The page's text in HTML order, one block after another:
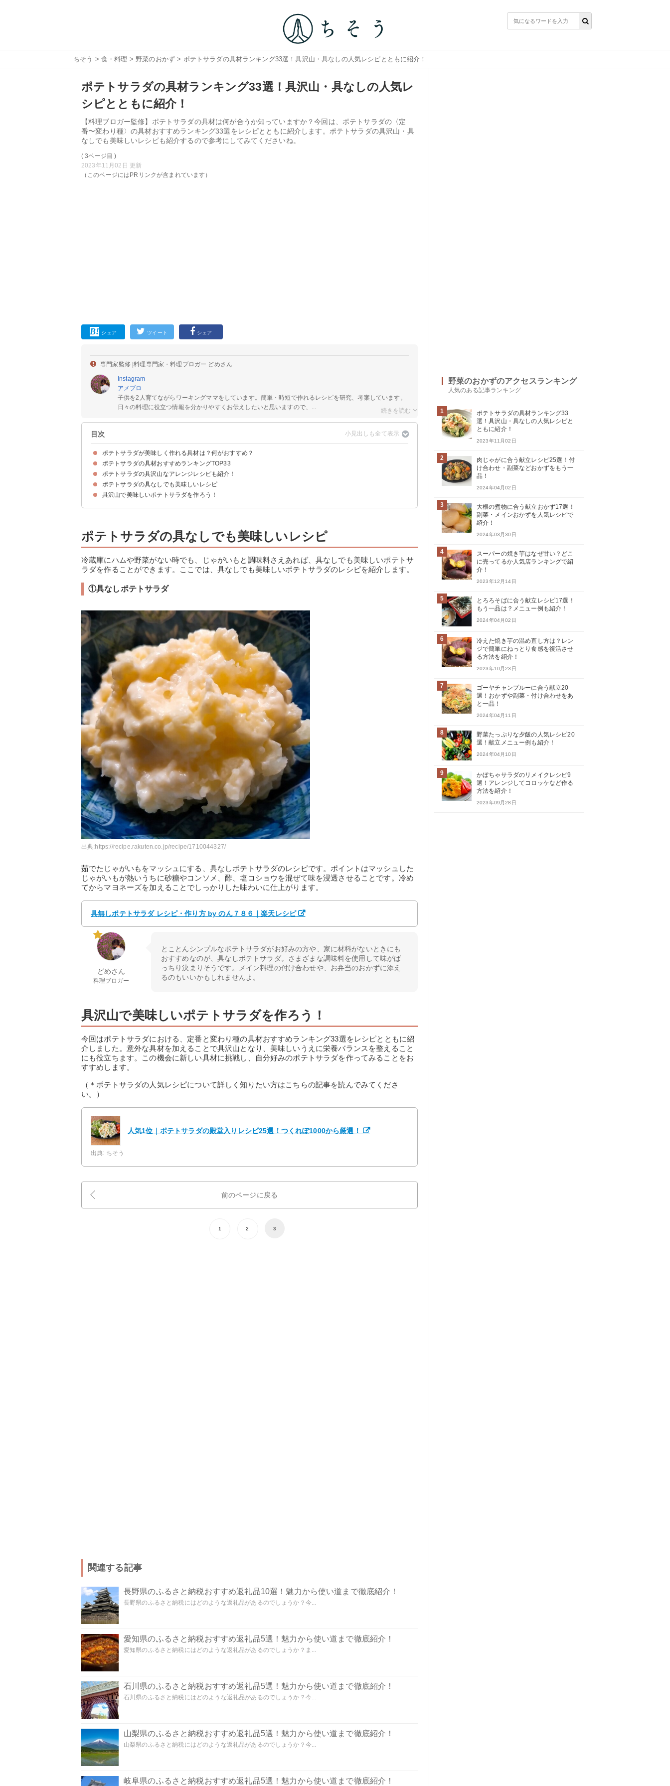
ちそう > 食・料理 > 野菜のおかず > ポテトサラダの具材ランキング33選！具沢山・具なしの人気レシピとともに紹介！
ポテトサラダの具材ランキング33選！具沢山・具なしの人気レ
シピとともに紹介！
【料理ブロガー監修】ポテトサラダの具材は何が合うか知っていますか？今回は、ポテトサラダの〈定
番〜変わり種〉の具材おすすめランキング33選をレシピとともに紹介します。ポテトサラダの具沢山・具
なしでも美味しいレシピも紹介するので参考にしてみてくださいね。
( 3ページ目 )
2023年11月02日 更新
（このページにはPRリンクが含まれています）
シェア ツイート シェア
専門家監修 |料理専門家・料理ブロガー どめさん
Instagram
アメブロ
子供を2人育てながらワーキングママをしています。簡単・時短で作れるレシピを研究、考案しています。
日々の料理に役立つ情報を分かりやすくお伝えしたいと思いますので、...
目次
ポテトサラダが美味しく作れる具材は？何がおすすめ？
ポテトサラダの具材おすすめランキングTOP33
5位：ベーコン｜ベーコンポテトサラダ
4位：卵｜味玉で作る濃厚ポテトサラダ
3位：ハム｜ハム入り簡単ポテトサラダ
2位：玉ねぎ｜玉ねぎ入りの和風ポテトサラダ
1位：きゅうり｜ツナときゅうりで簡単ポテトサラダ
ポテトサラダの具沢山なアレンジレシピも紹介！
①電子レンジで作る具沢山ポテトサラダ
②スーパーの具沢山ポテトサラダ
③バター入りの具沢山ポテトサラダ
ポテトサラダの具なしでも美味しいレシピ
①具なしポテトサラダ
具沢山で美味しいポテトサラダを作ろう！
ポテトサラダの具なしでも美味しいレシピ
冷蔵庫にハムや野菜がない時でも、じゃがいもと調味料さえあれば、具なしでも美味しいポテトサ
ラダを作ることができます。ここでは、具なしでも美味しいポテトサラダのレシピを紹介します。
①具なしポテトサラダ
出典:https://recipe.rakuten.co.jp/recipe/1710044327/
茹でたじゃがいもをマッシュにする、具なしポテトサラダのレシピです。ポイントはマッシュした
じゃがいもが熱いうちに砂糖やコンソメ、酢、塩コショウを混ぜて味を浸透させることです。冷め
てからマヨネーズを加えることでしっかりした味わいに仕上がります。
具無しポテトサラダ レシピ・作り方 by のん７８６｜楽天レシピ
どめさん
料理ブロガー
とことんシンプルなポテトサラダがお好みの方や、家に材料がないときにも
おすすめなのが、具なしポテトサラダ。さまざまな調味料を使用して味がば
っちり決まりそうです。メイン料理の付け合わせや、お弁当のおかずに添え
るのもいいかもしれませんよ。
具沢山で美味しいポテトサラダを作ろう！
今回はポテトサラダにおける、定番と変わり種の具材おすすめランキング33選をレシピとともに紹
介しました。意外な具材を加えることで具沢山となり、美味しいうえに栄養バランスを整えること
にも役立ちます。この機会に新しい具材に挑戦し、自分好みのポテトサラダを作ってみることをお
すすめします。
（＊ポテトサラダの人気レシピについて詳しく知りたい方はこちらの記事を読んでみてくださ
い。）
人気1位｜ポテトサラダの殿堂入りレシピ25選！つくれぽ1000から厳選！
出典: ちそう
前のページに戻る
1 2 3
関連する記事
長野県のふるさと納税おすすめ返礼品10選！魅力から使い道まで徹底紹介！
長野県のふるさと納税にはどのような返礼品があるのでしょうか？今...
愛知県のふるさと納税おすすめ返礼品5選！魅力から使い道まで徹底紹介！
愛知県のふるさと納税にはどのような返礼品があるのでしょうか？ま...
石川県のふるさと納税おすすめ返礼品5選！魅力から使い道まで徹底紹介！
石川県のふるさと納税にはどのような返礼品があるのでしょうか？今...
山梨県のふるさと納税おすすめ返礼品5選！魅力から使い道まで徹底紹介！
山梨県のふるさと納税にはどのような返礼品があるのでしょうか？今...
岐阜県のふるさと納税おすすめ返礼品5選！魅力から使い道まで徹底紹介！
野菜のおかずのアクセスランキング
人気のある記事ランキング
1
ポテトサラダの具材ランキング33
選！具沢山・具なしの人気レシピと
ともに紹介！
2023年11月02日
2
肉じゃがに合う献立レシピ25選！付
け合わせ・副菜などおかずをもう一
品！
2024年04月02日
3
大根の煮物に合う献立おかず17選！
副菜・メインおかずを人気レシピで
紹介！
2024年03月30日
4
スーパーの焼き芋はなぜ甘い？どこ
に売ってるか人気店ランキングで紹
介！
2023年12月14日
5
とろろそばに合う献立レシピ17選！
もう一品は？メニュー例も紹介！
2024年04月02日
6
冷えた焼き芋の温め直し方は？レン
ジで簡単にねっとり食感を復活させ
る方法を紹介！
2023年10月23日
7
ゴーヤチャンプルーに合う献立20
選！おかずや副菜・付け合わせをあ
と一品！
2024年04月11日
8
野菜たっぷりな夕飯の人気レシピ20
選！献立メニュー例も紹介！
2024年04月10日
9
かぼちゃサラダのリメイクレシピ9
選！アレンジしてコロッケなど作る
方法を紹介！
2023年09月28日